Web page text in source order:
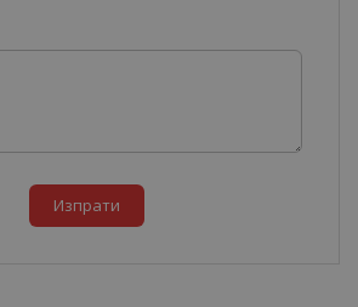
Изпрати